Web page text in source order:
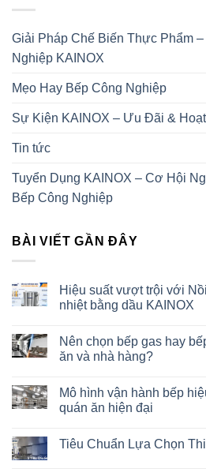
Giải Pháp Chế Biến Thực Phẩm
Nghiệp KAINOX
Mẹo Hay Bếp Công Nghiệp
Sự Kiện KAINOX – Ưu Đãi &
Tin tức
Tuyển Dụng KAINOX – Cơ Hội
Bếp Công Nghiệp
BÀI VIẾT GẦN ĐÂY
Hiệu suất vượt trội với
nhiệt bằng dầu KAINOX
Nên chọn bếp gas hay
ăn và nhà hàng?
Mô hình vận hành bếp
quán ăn hiện đại
Tiêu Chuẩn Lựa Chọn